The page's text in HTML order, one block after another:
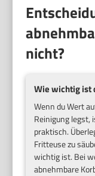
nicht?
Wie wichtig ist
Wenn du Wert
Reinigung legst,
praktisch.
Fritteuse zu
wichtig ist. Bei
abnehmbare